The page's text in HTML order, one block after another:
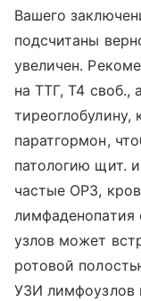
Вашего
подсчитаны
увеличен.
на ТТГ, Т4 своб.,
паратгормон,
патологию щит.
частые ОРЗ,
узлов может
ротовой
УЗИ лимфоузлов